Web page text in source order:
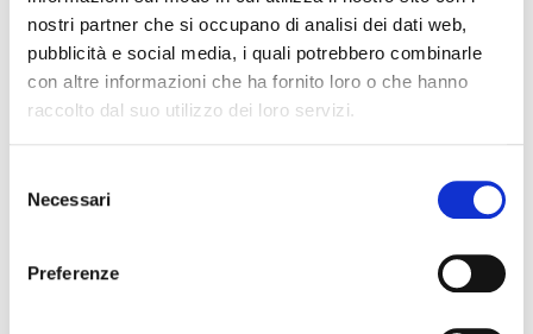
nostri partner che si occupano di analisi dei dati web,
pubblicità e social media, i quali potrebbero combinarle
con altre informazioni che ha fornito loro o che hanno
raccolto dal suo utilizzo dei loro servizi.
delNecessari
Preferenze
Minilab Black edition